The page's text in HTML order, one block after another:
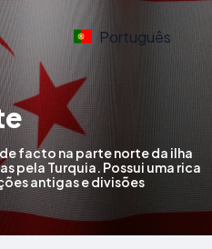
Português
facto na parte norte da ilha
pela Turquia. Possui uma rica
antigas e divisões